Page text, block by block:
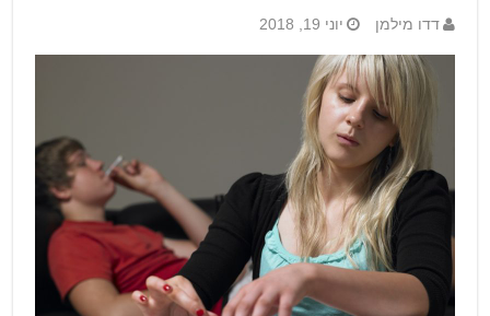
דדו מילמן יוני 19, 2018